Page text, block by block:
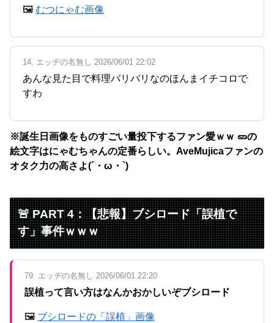
🖼 むつにゃむ画像
14. エッヂの名無し 2026/06/01 22:02
あんな見た目で料理バリバリなのほんまイチコロで
すわ
※誕生日画像をものすごい量投下するファン愛ｗｗ 🥒の
絵文字はにゃむちゃんの定番らしい。AveMujicaファンの
オタク力の高さよ(´・ω・`)
🚨 PART 4：【悲報】ブシロード「誤植で
す」事件ｗｗｗ
79. エッヂの名無し 2026/06/01 22:20
誤植って言い方はなんかおかしいぞブシロード
🖼 ブシロードの「誤植」画像